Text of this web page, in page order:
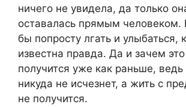
ничего не увидела, да только
оставалась прямым
бы попросту лгать и улыбаться,
известна правда. Да и зачем
получится уже как раньше, ведь
никуда не исчезнет, а жить с
не получится.